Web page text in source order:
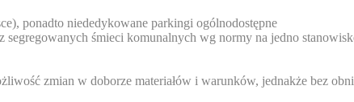
ponadto niededykowane parkingi ogólnodostępne
śmieci komunalnych wg normy na jedno
zmian w doborze materiałów i warunków, jednakże bez